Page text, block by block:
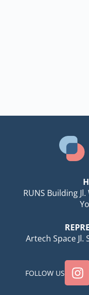
RUNS Building
Artech Space Jl.
FOLLOW US